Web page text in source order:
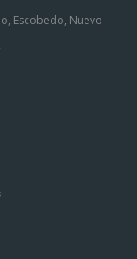
Escobedo, Nuevo